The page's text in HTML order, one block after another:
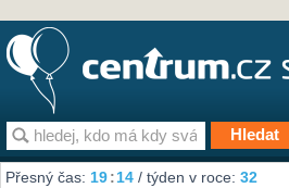
Přesný čas:19:14 / týden v roce:32